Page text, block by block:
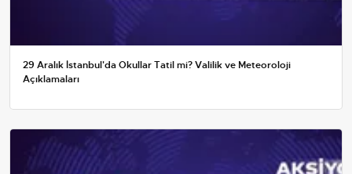
29 Aralık İstanbul'da Okullar Tatil mi? Valilik ve Meteoroloji
Açıklamaları